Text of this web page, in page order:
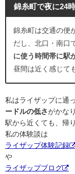
錦糸町で夜に24
錦糸町は交通の便
だし、北口・南口
に使う時間帯に駅
昼間は近く感じて
私はライザップに通
ードルの低さがかな
駅から近くても、帰
私の体験談は
ライザップ体験記録
や
ライザップブログ